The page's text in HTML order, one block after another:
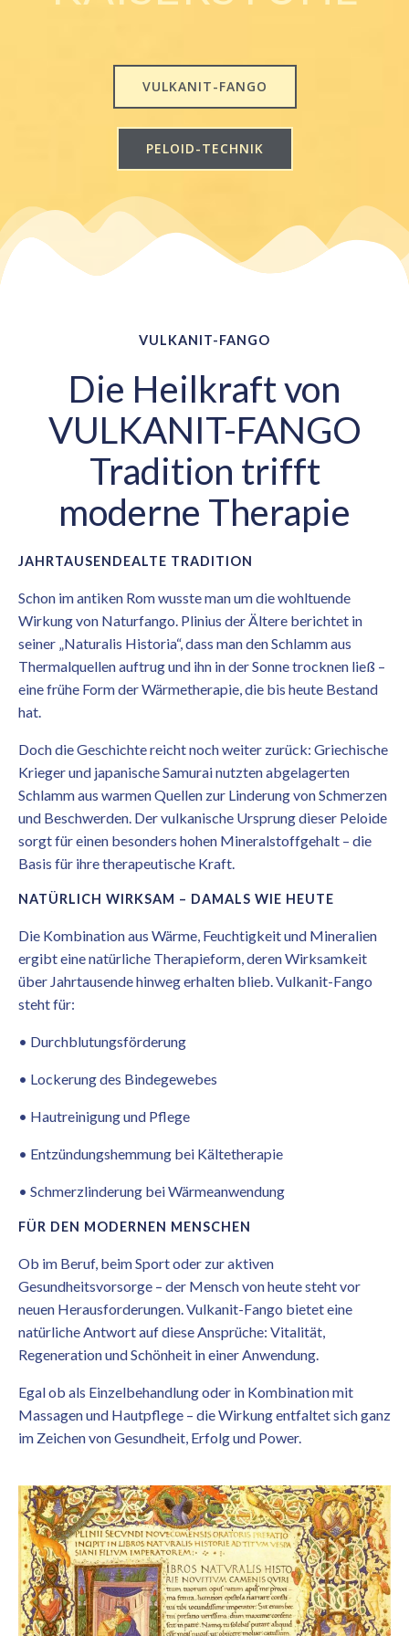
VULKANIT-FANGO
PELOID-TECHNIK
VULKANIT-FANGO
Die Heilkraft von
VULKANIT-FANGO
Tradition trifft
moderne Therapie
JAHRTAUSENDEALTE TRADITION
Schon im antiken Rom wusste man um die wohltuende
Wirkung von Naturfango. Plinius der Ältere berichtet in
seiner „Naturalis Historia“, dass man den Schlamm aus
Thermalquellen auftrug und ihn in der Sonne trocknen ließ –
eine frühe Form der Wärmetherapie, die bis heute Bestand
hat.
Doch die Geschichte reicht noch weiter zurück: Griechische
Krieger und japanische Samurai nutzten abgelagerten
Schlamm aus warmen Quellen zur Linderung von Schmerzen
und Beschwerden. Der vulkanische Ursprung dieser Peloide
sorgt für einen besonders hohen Mineralstoffgehalt – die
Basis für ihre therapeutische Kraft.
NATÜRLICH WIRKSAM – DAMALS WIE HEUTE
Die Kombination aus Wärme, Feuchtigkeit und Mineralien
ergibt eine natürliche Therapieform, deren Wirksamkeit
über Jahrtausende hinweg erhalten blieb. Vulkanit-Fango
steht für:
• Durchblutungsförderung
• Lockerung des Bindegewebes
• Hautreinigung und Pflege
• Entzündungshemmung bei Kältetherapie
• Schmerzlinderung bei Wärmeanwendung
FÜR DEN MODERNEN MENSCHEN
Ob im Beruf, beim Sport oder zur aktiven
Gesundheitsvorsorge – der Mensch von heute steht vor
neuen Herausforderungen. Vulkanit-Fango bietet eine
natürliche Antwort auf diese Ansprüche: Vitalität,
Regeneration und Schönheit in einer Anwendung.
Egal ob als Einzelbehandlung oder in Kombination mit
Massagen und Hautpflege – die Wirkung entfaltet sich ganz
im Zeichen von Gesundheit, Erfolg und Power.